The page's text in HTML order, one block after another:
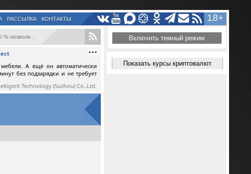
18+
РАССЫЛКА КОНТАКТЫ
Nvidia наладить пос...
А ещё он автоматически
без подзарядки и не требует
Technology (Suzhou) Co.,Ltd.
Включить темный режим
Показать курсы криптовалют